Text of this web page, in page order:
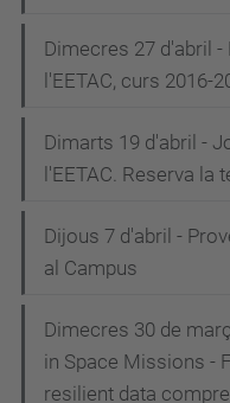
Dimecres 27 d'abril
l'EETAC, curs 2016-
Dimarts 19 d'abril -
l'EETAC. Reserva la
Dijous 7 d'abril -
al Campus
Dimecres 30 de
in Space Missions -
resilient data